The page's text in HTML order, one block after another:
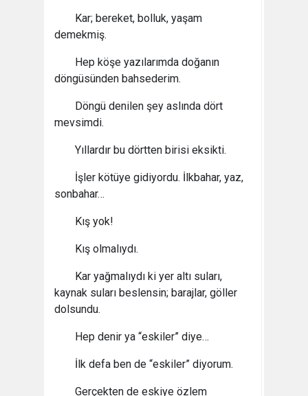
Kar; bereket, bolluk, yaşam
demekmiş.
Hep köşe yazılarımda doğanın
döngüsünden bahsederim.
Döngü denilen şey aslında dört
mevsimdi.
Yıllardır bu dörtten birisi eksikti.
İşler kötüye gidiyordu. İlkbahar, yaz,
sonbahar…
Kış yok!
Kış olmalıydı.
Kar yağmalıydı ki yer altı suları,
kaynak suları beslensin; barajlar, göller
dolsundu.
Hep denir ya “eskiler” diye…
İlk defa ben de “eskiler” diyorum.
Gerçekten de eskiye özlem